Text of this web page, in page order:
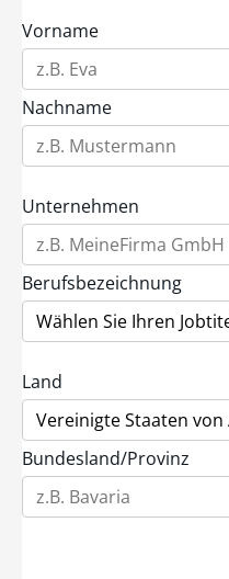
Vorname
Nachname
Unternehmen
Berufsbezeichnung
Land
Bundesland/Provinz